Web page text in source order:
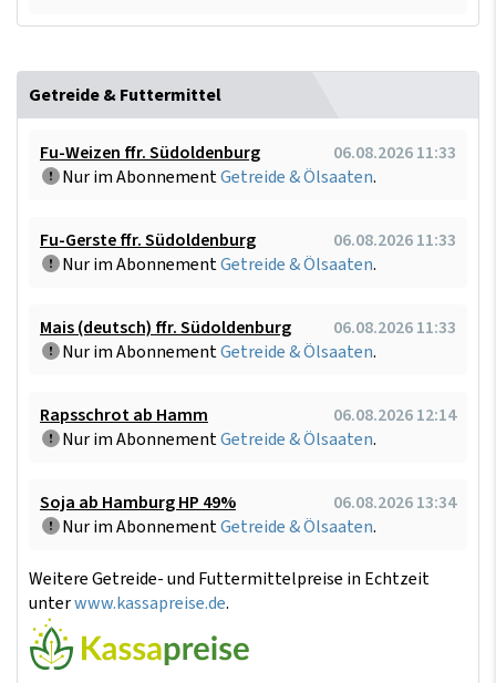
Getreide & Futtermittel
Fu-Weizen ffr. Südoldenburg
06.08.2026 11:33
Nur im AbonnementGetreide & Ölsaaten.
Fu-Gerste ffr. Südoldenburg
06.08.2026 11:33
Nur im AbonnementGetreide & Ölsaaten.
Mais (deutsch) ffr. Südoldenburg
06.08.2026 11:33
Nur im AbonnementGetreide & Ölsaaten.
Rapsschrot ab Hamm
06.08.2026 12:14
Nur im AbonnementGetreide & Ölsaaten.
Soja ab Hamburg HP 49%
06.08.2026 13:34
Nur im AbonnementGetreide & Ölsaaten.
Weitere Getreide- und Futtermittelpreise in Echtzeit
unterwww.kassapreise.de.